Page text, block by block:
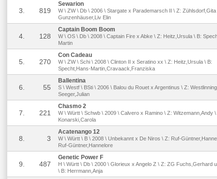
3. 819
Sewarion
W \ ZW \ Db \ 2006 \ Stargate x Parademarsch II \ Z: Zühlsdorf,Gita
Gunzenhäuser,Liv Elin
4. 128
Captain Boom Boom
W \ OS \ Db \ 2008 \ Captain Fire x Abke \ Z: Heitz,Ursula \ B:
Martin
5. 270
Con Cadeau
W \ ZW \ Schi \ 2008 \ Clinton II x Seratino xx \ Z: Heitz,Ursula \ B:
Specht,Hans-Martin,Cravaack,Franziska
6. 55
Ballentina
S \ Westf \ BSti \ 2006 \ Balou du Rouet x Argentinus \ Z:
Seeger,Julian
7. 221
Chasmo 2
W \ Württ \ Schwb \ 2009 \ Calvero x Ramino \ Z: Witzemann,Andy \
Konarski,Carola
8. 3
Acatenango 12
W \ Württ \ B \ 2008 \ Unbekannt x De Niros \ Z: Ruf-
Ruf-Güntner,Hannelore
9. 487
Genetic Power F
H \ Württ \ Db \ 2000 \ Glorieux x Angelo Z \ Z: ZG Fuchs,Gerhard
\ B: Herrmann,Anja